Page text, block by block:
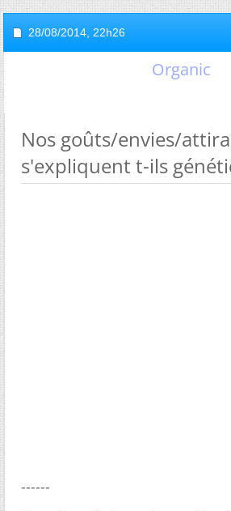
28/08/2014, 22h26
Organic
Nos goûts/envies/
s'expliquent t-ils
------